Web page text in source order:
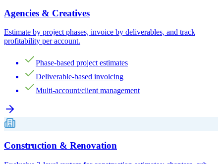
Agencies & Creatives
Estimate by project phases, invoice by deliverables, and track
profitability per account.
Phase-based project estimates
Deliverable-based invoicing
Multi-account/client management
Construction & Renovation